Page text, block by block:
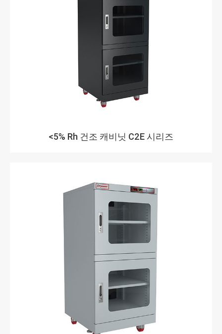
<5% Rh 건조 캐비닛 C2E 시리즈